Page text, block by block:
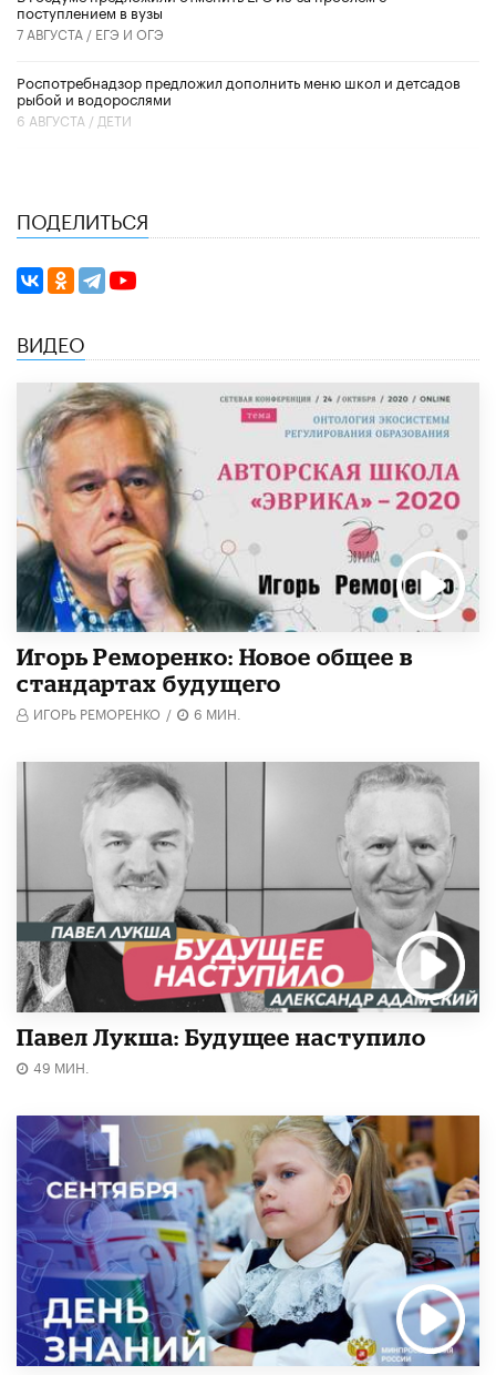
поступлением в вузы
7 АВГУСТА / ЕГЭ И ОГЭ
Роспотребнадзор предложил дополнить меню школ и детсадов
рыбой и водорослями
6 АВГУСТА / ДЕТИ
ПОДЕЛИТЬСЯ
ВИДЕО
Игорь Реморенко: Новое общее в
стандартах будущего
ИГОРЬ РЕМОРЕНКО / 6 МИН.
Павел Лукша: Будущее наступило
49 МИН.